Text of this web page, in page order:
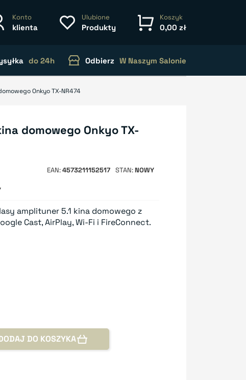
Konto
klienta
Ulubione
Produkty
Koszyk
0,00 zł
do 24h Odbierz W Naszym Salonie
Onkyo TX-NR474
domowego Onkyo TX-
EAN 4573211152517 STAN NOWY
amplituner 5.1 kina domowego z
Cast, AirPlay, Wi-Fi i FireConnect.
DO KOSZYKA